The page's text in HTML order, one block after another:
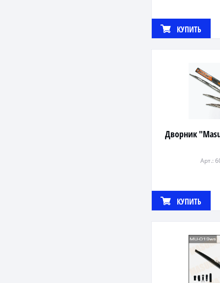
КУПИТЬ
Дворник
Арт.:
КУПИТЬ